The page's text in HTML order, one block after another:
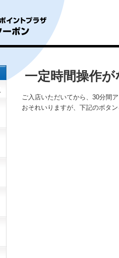
一定時間操作
ご入店いただいてから、30分間
おそれいりますが、下記のボタ